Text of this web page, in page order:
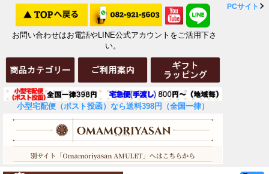
お問い合わせはお電話やLINE公式アカウントをご活用下さ
い。
小型宅配便（ポスト投函）なら送料398円（全国一律）
PCサイト